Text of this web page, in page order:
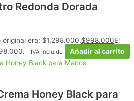
Redonda Dorada
original era: $1.298.000.$998.000El
_ IVA incluido Añadir al carrito
Honey Black para